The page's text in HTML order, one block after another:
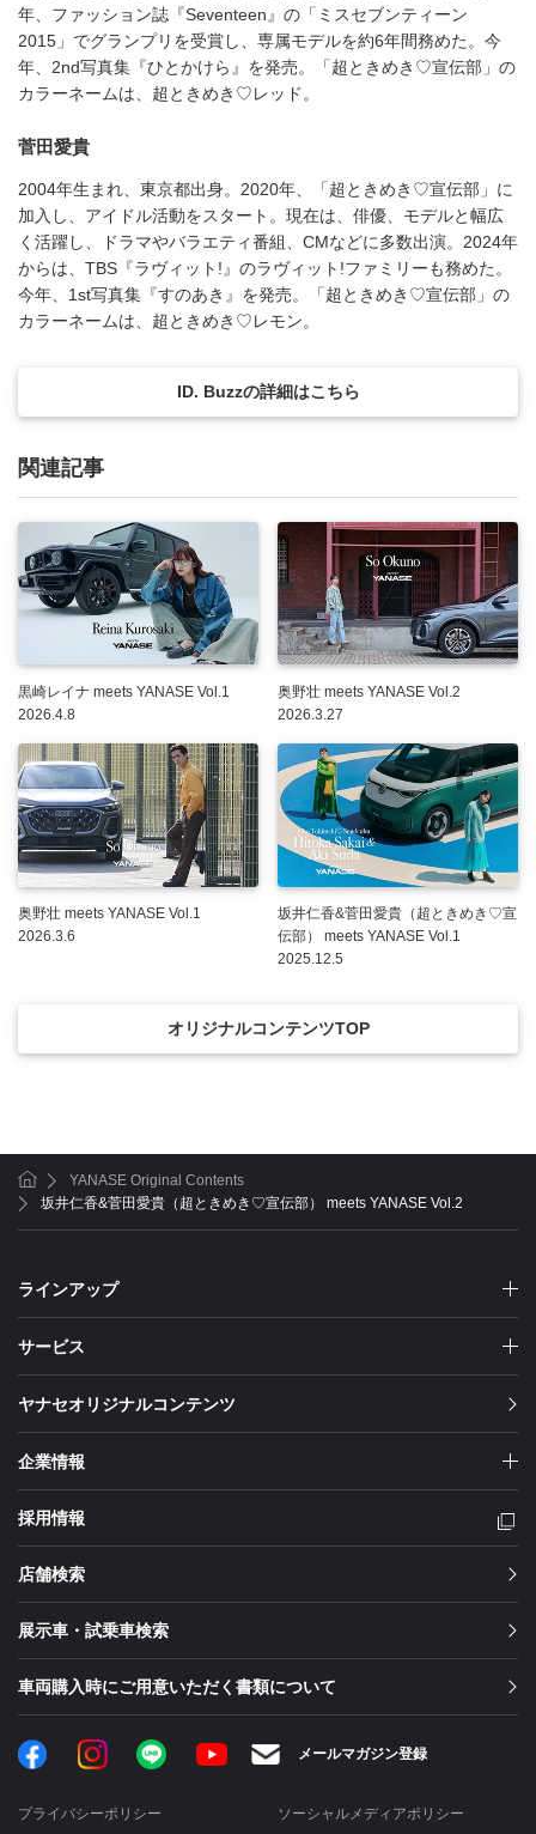
年、ファッション誌『Seventeen』の「ミスセブンティーン
2015」でグランプリを受賞し、専属モデルを約6年間務めた。今
年、2nd写真集『ひとかけら』を発売。「超ときめき♡宣伝部」の
カラーネームは、超ときめき♡レッド。
菅田愛貴
2004年生まれ、東京都出身。2020年、「超ときめき♡宣伝部」に
加入し、アイドル活動をスタート。現在は、俳優、モデルと幅広
く活躍し、ドラマやバラエティ番組、CMなどに多数出演。2024年
からは、TBS『ラヴィット!』のラヴィット!ファミリーも務めた。
今年、1st写真集『すのあき』を発売。「超ときめき♡宣伝部」の
カラーネームは、超ときめき♡レモン。
ID. Buzzの詳細はこちら
関連記事
黒崎レイナ meets YANASE Vol.1
2026.4.8
奥野壮 meets YANASE Vol.2
2026.3.27
奥野壮 meets YANASE Vol.1
2026.3.6
坂井仁香&菅田愛貴（超ときめき♡宣
伝部） meets YANASE Vol.1
2025.12.5
オリジナルコンテンツTOP
ホームYANASE Original Contents
坂井仁香&菅田愛貴（超ときめき♡宣伝部） meets YANASE Vol.2
ラインアップ
サービス
ヤナセオリジナルコンテンツ
企業情報
採用情報
店舗検索
展示車・試乗車検索
車両購入時にご用意いただく書類について
FacebookInstagramLINE YouTube メールマガジン登録
プライバシーポリシー ソーシャルメディアポリシー